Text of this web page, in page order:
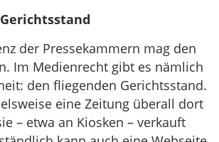
der Pressekammern mag den
Im Medienrecht gibt es nämlich
den fliegenden Gerichtsstand.
eine Zeitung überall dort
– etwa an Kiosken – verkauft